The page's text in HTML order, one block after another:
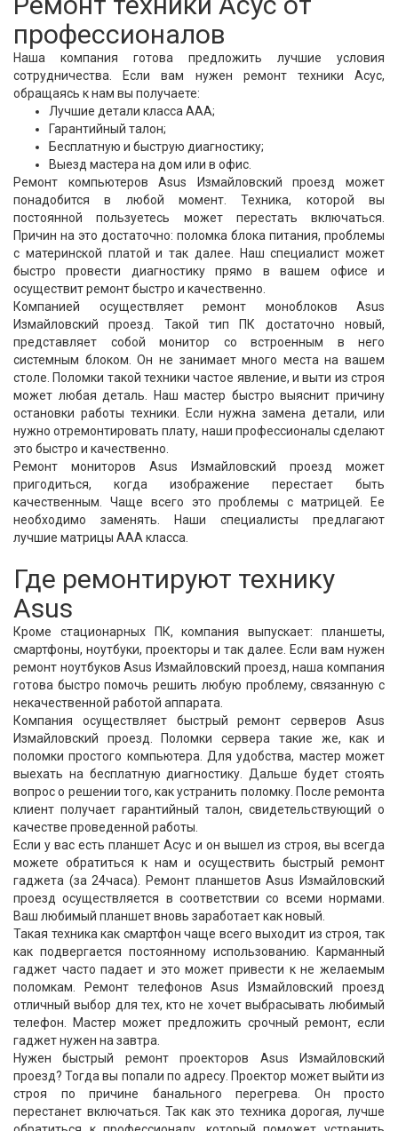
профессионалов
Наша компания готова предложить лучшие условия
сотрудничества. Если вам нужен ремонт техники Асус,
обращаясь к нам вы получаете:
Лучшие детали класса ААА;
Гарантийный талон;
Бесплатную и быструю диагностику;
Выезд мастера на дом или в офис.
Ремонт компьютеров Asus Измайловский проезд может
понадобится в любой момент. Техника, которой вы
постоянной пользуетесь может перестать включаться.
Причин на это достаточно: поломка блока питания, проблемы
с материнской платой и так далее. Наш специалист может
быстро провести диагностику прямо в вашем офисе и
осуществит ремонт быстро и качественно.
Компанией осуществляет ремонт моноблоков Asus
Измайловский проезд. Такой тип ПК достаточно новый,
представляет собой монитор со встроенным в него
системным блоком. Он не занимает много места на вашем
столе. Поломки такой техники частое явление, и выти из строя
может любая деталь. Наш мастер быстро выяснит причину
остановки работы техники. Если нужна замена детали, или
нужно отремонтировать плату, наши профессионалы сделают
это быстро и качественно.
Ремонт мониторов Asus Измайловский проезд может
пригодиться, когда изображение перестает быть
качественным. Чаще всего это проблемы с матрицей. Ее
необходимо заменять. Наши специалисты предлагают
лучшие матрицы ААА класса.
Где ремонтируют технику
Asus
Кроме стационарных ПК, компания выпускает: планшеты,
смартфоны, ноутбуки, проекторы и так далее. Если вам нужен
ремонт ноутбуков Asus Измайловский проезд, наша компания
готова быстро помочь решить любую проблему, связанную с
некачественной работой аппарата.
Компания осуществляет быстрый ремонт серверов Asus
Измайловский проезд. Поломки сервера такие же, как и
поломки простого компьютера. Для удобства, мастер может
выехать на бесплатную диагностику. Дальше будет стоять
вопрос о решении того, как устранить поломку. После ремонта
клиент получает гарантийный талон, свидетельствующий о
качестве проведенной работы.
Если у вас есть планшет Асус и он вышел из строя, вы всегда
можете обратиться к нам и осуществить быстрый ремонт
гаджета (за 24часа). Ремонт планшетов Asus Измайловский
проезд осуществляется в соответствии со всеми нормами.
Ваш любимый планшет вновь заработает как новый.
Такая техника как смартфон чаще всего выходит из строя, так
как подвергается постоянному использованию. Карманный
гаджет часто падает и это может привести к не желаемым
поломкам. Ремонт телефонов Asus Измайловский проезд
отличный выбор для тех, кто не хочет выбрасывать любимый
телефон. Мастер может предложить срочный ремонт, если
гаджет нужен на завтра.
Нужен быстрый ремонт проекторов Asus Измайловский
проезд? Тогда вы попали по адресу. Проектор может выйти из
строя по причине банального перегрева. Он просто
перестанет включаться. Так как это техника дорогая, лучше